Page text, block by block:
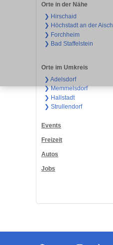
Orte in der Nähe
❯ Hirschaid
❯ Höchstadt an der Aisch
❯ Forchheim
❯ Bad Staffelstein
Orte im Umkreis
❯ Adelsdorf
❯ Memmelsdorf
❯ Hallstadt
❯ Strullendorf
Events
Freizeit
Autos
Jobs